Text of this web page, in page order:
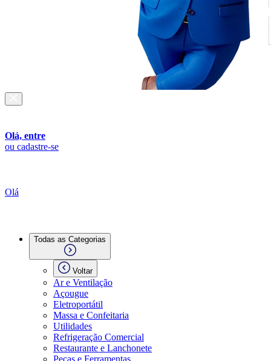
Olá, entre
ou cadastre-se
Olá
Todas as Categorias
Voltar
Ar e Ventilação
Açougue
Eletroportátil
Massa e Confeitaria
Utilidades
Refrigeração Comercial
Restaurante e Lanchonete